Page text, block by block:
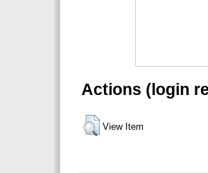
Actions (login
View Item